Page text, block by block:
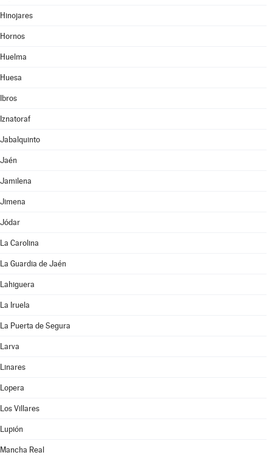
Hinojares
Hornos
Huelma
Huesa
Ibros
Iznatoraf
Jabalquinto
Jaén
Jamilena
Jimena
Jódar
La Carolina
La Guardia de Jaén
Lahiguera
La Iruela
La Puerta de Segura
Larva
Linares
Lopera
Los Villares
Lupión
Mancha Real